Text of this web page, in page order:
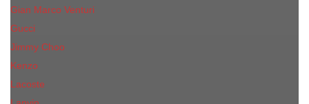
Gian Marco Venturi
Gucci
Jimmy Choo
Kenzo
Lacoste